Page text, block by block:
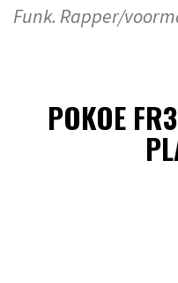
Funk. Rapper/
POKOE